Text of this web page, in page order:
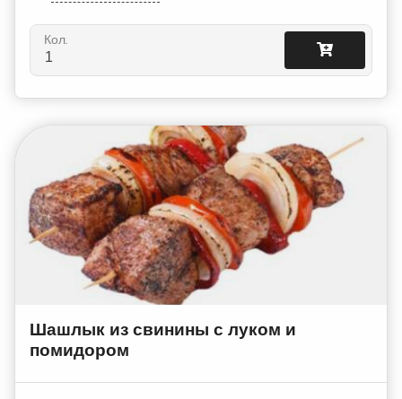
Кол.
Шашлык из свинины с луком и
помидором